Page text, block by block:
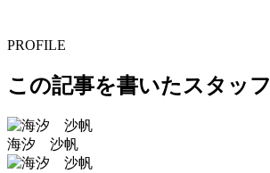
PROFILE
この記事を書いたスタッフ
海汐 沙帆